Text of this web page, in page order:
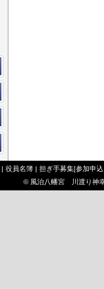
| 役員名簿 | 担ぎ手募集[参加申
© 風治八幡宮 川渡り神